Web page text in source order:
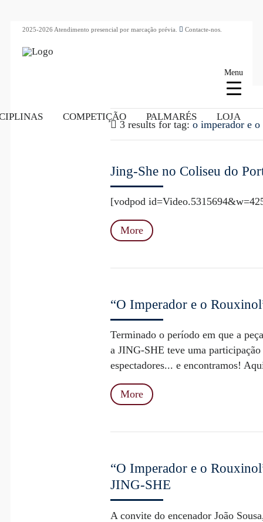
2025-2026 Atendimento presencial por marcação prévia. Contacte-nos.
COMPETIÇÃO PALMARÉS LOJA
3 results for tag: o imperador e
Jing-She no Coliseu do
[vodpod
More
“O Imperador e o
Terminado o período em que a
a JING-SHE teve uma
espectadores... e encontramos!
More
“O Imperador e o
JING-SHE
A convite do encenador João
Menu